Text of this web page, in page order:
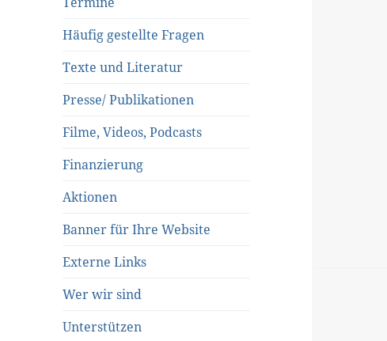
Häufig gestellte Fragen
Texte und Literatur
Presse/ Publikationen
Filme, Videos, Podcasts
Finanzierung
Aktionen
Banner für Ihre Website
Externe Links
Wer wir sind
Unterstützen